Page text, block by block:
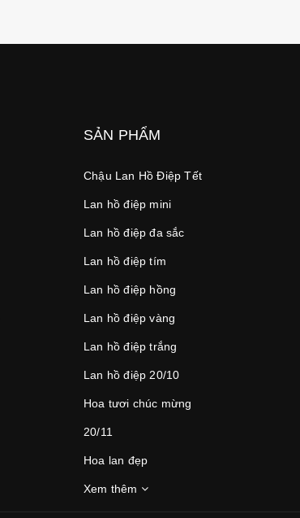
SẢN PHẨM
Chậu Lan Hồ Điệp Tết
Lan hồ điệp mini
Lan hồ điệp đa sắc
Lan hồ điệp tím
Lan hồ điệp hồng
Lan hồ điệp vàng
Lan hồ điệp trắng
Lan hồ điệp 20/10
Hoa tươi chúc mừng
20/11
Hoa lan đẹp
Xem thêm